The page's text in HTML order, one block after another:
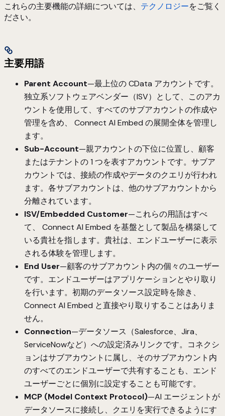
これらの主要機能の詳細については、 テクノロジーをご覧く
ださい。
主要用語
Parent Account—最上位の CData アカウントです。
独立系ソフトウェアベンダー（ISV）として、このアカ
ウントを使用して、すべてのサブアカウントの作成や
管理を含め、 Connect AI Embed の展開全体を管理し
ます。
Sub-Account—親アカウントの下位に位置し、顧客
またはテナントの 1 つを表すアカウントです。サブア
カウントでは、接続の作成やデータのクエリが行われ
ます。各サブアカウントは、他のサブアカウントから
分離されています。
ISV/Embedded Customer—これらの用語はすべ
て、 Connect AI Embed を基盤として製品を構築して
いる貴社を指します。貴社は、エンドユーザーに表示
される体験を管理します。
End User—顧客のサブアカウント内の個々のユーザー
です。エンドユーザーはアプリケーションとやり取り
を行います。初期のデータソース設定時を除き、
Connect AI Embed と直接やり取りすることはありま
せん。
Connection—データソース（Salesforce、Jira、
ServiceNowなど）への設定済みリンクです。コネクシ
ョンはサブアカウントに属し、そのサブアカウント内
のすべてのエンドユーザーで共有することも、エンド
ユーザーごとに個別に設定することも可能です。
MCP (Model Context Protocol)—AI エージェントが
データソースに接続し、クエリを実行できるようにす